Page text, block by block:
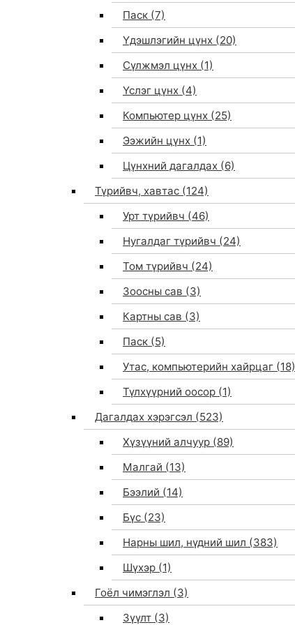
Паск (7)
Үдэшлэгийн цүнх (20)
Сүлжмэл цүнх (1)
Үслэг цүнх (4)
Компьютер цүнх (25)
Ээжийн цүнх (1)
Цүнхний дагалдах (6)
Түрийвч, хавтас (124)
Урт түрийвч (46)
Нугалдаг түрийвч (24)
Том түрийвч (24)
Зоосны сав (3)
Картны сав (3)
Паск (5)
Утас, компьютерийн хайрцаг (18)
Түлхүүрний оосор (1)
Дагалдах хэрэгсэл (523)
Хүзүүний алчуур (89)
Малгай (13)
Бээлий (14)
Бүс (23)
Нарны шил, нүдний шил (383)
Шүхэр (1)
Гоёл чимэглэл (3)
Зүүлт (3)